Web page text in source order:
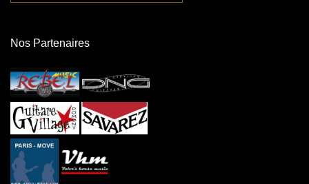
Nos Partenaires